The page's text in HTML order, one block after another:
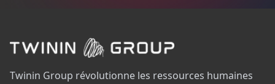
Twinin Group révolutionne les ressources humaines